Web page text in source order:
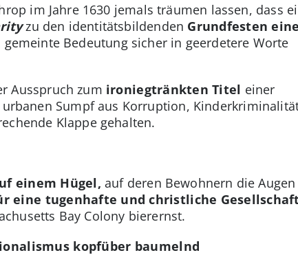
im Jahre 1630 jemals träumen lassen, dass
zu den identitätsbildenden Grundfesten
Bedeutung sicher in geerdetere Worte
Ausspruch zum ironiegtränkten Titel einer
Sumpf aus Korruption,
Klappe gehalten.
einem Hügel, auf deren Bewohnern die
eine tugenhafte und christliche
Bay Colony bierernst.
kopfüber baumelnd